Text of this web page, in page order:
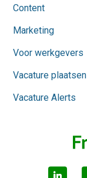
Content
Marketing
Voor werkgevers
Vacature plaatsen
Vacature Alerts